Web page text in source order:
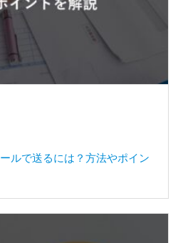
ルで送るには？方法やポイン